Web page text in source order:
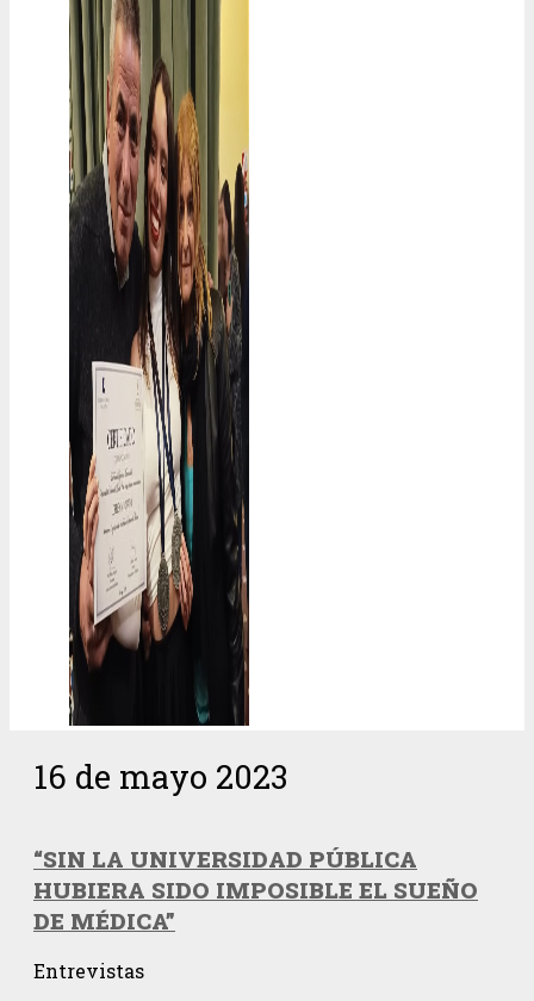
16 de mayo 2023
“SIN LA UNIVERSIDAD PÚBLICA
HUBIERA SIDO IMPOSIBLE EL SUEÑO
DE MÉDICA”
Entrevistas